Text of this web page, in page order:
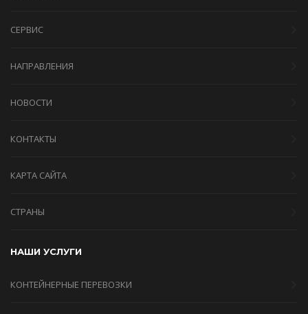
СЕРВИС
НАПРАВЛЕНИЯ
НОВОСТИ
КОНТАКТЫ
КАРТА САЙТА
СТРАНЫ
НАШИ УСЛУГИ
КОНТЕЙНЕРНЫЕ ПЕРЕВОЗКИ